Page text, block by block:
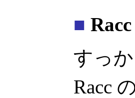
■
すっ
Racc